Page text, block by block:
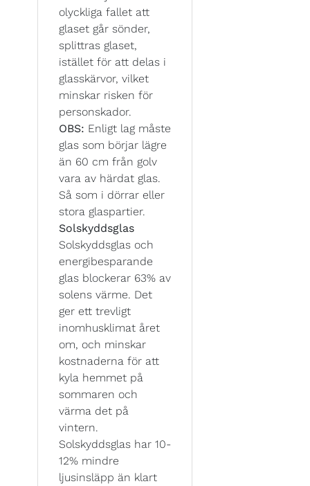
olyckliga fallet att
glaset går sönder,
splittras glaset,
istället för att delas i
glasskärvor, vilket
minskar risken för
personskador.
OBS: Enligt lag måste
glas som börjar lägre
än 60 cm från golv
vara av härdat glas.
Så som i dörrar eller
stora glaspartier.
Solskyddsglas
Solskyddsglas och
energibesparande
glas blockerar 63% av
solens värme. Det
ger ett trevligt
inomhusklimat året
om, och minskar
kostnaderna för att
kyla hemmet på
sommaren och
värma det på
vintern.
Solskyddsglas har 10-
12% mindre
ljusinsläpp än klart